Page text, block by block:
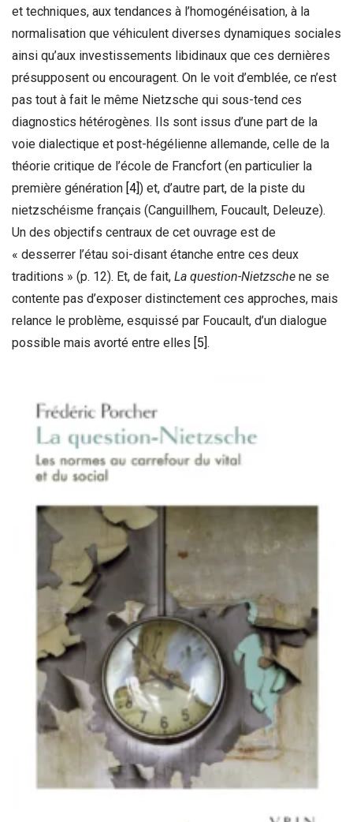
et techniques, aux tendances à l’homogénéisation, à la
normalisation que véhiculent diverses dynamiques sociales
ainsi qu’aux investissements libidinaux que ces dernières
présupposent ou encouragent. On le voit d’emblée, ce n’est
pas tout à fait le même Nietzsche qui sous-tend ces
diagnostics hétérogènes. Ils sont issus d’une part de la
voie dialectique et post-hégélienne allemande, celle de la
théorie critique de l’école de Francfort (en particulier la
première génération [4]) et, d’autre part, de la piste du
nietzschéisme français (Canguillhem, Foucault, Deleuze).
Un des objectifs centraux de cet ouvrage est de
« desserrer l’étau soi-disant étanche entre ces deux
traditions » (p. 12). Et, de fait, La question-Nietzsche ne se
contente pas d’exposer distinctement ces approches, mais
relance le problème, esquissé par Foucault, d’un dialogue
possible mais avorté entre elles [5].